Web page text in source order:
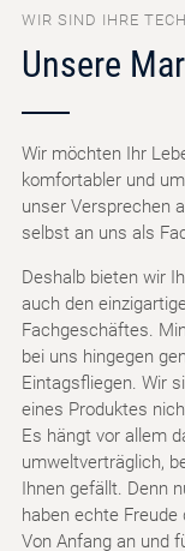
WIR SIND IHRE
Unsere
Wir möchten Ihr
komfortabler und
unser Versprechen
selbst an uns als
Deshalb bieten wir
auch den
Fachgeschäftes.
bei uns hingegen
Eintagsfliegen. Wir
eines Produktes
Es hängt vor allem
umweltverträglich,
Ihnen gefällt. Denn
haben echte Freude
Von Anfang an und